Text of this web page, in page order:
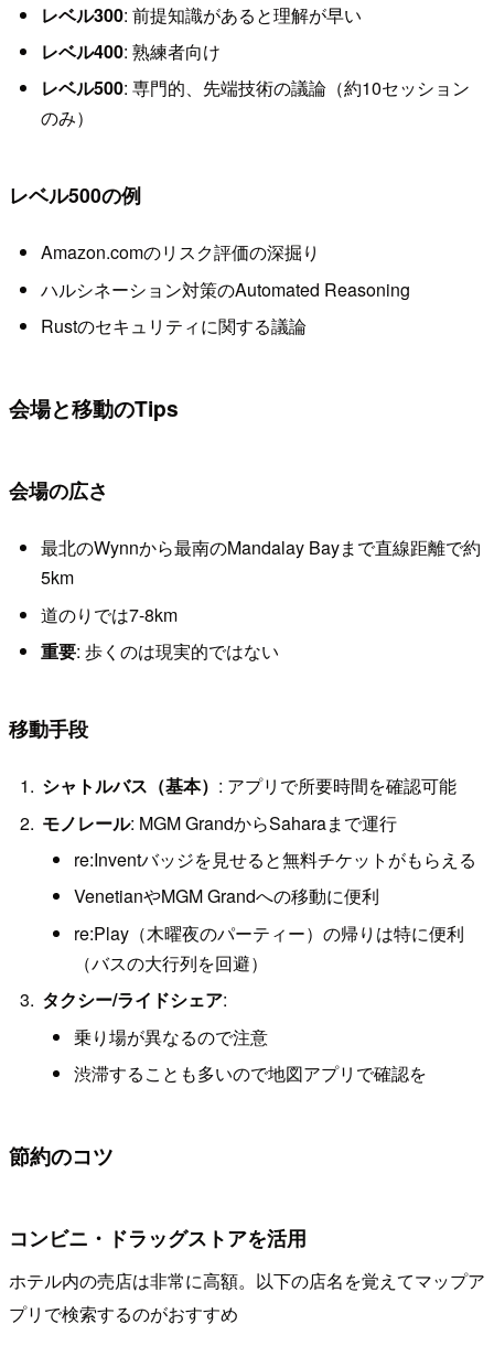
レベル300: 前提知識があると理解が早い
レベル400: 熟練者向け
レベル500: 専門的、先端技術の議論（約10セッション
のみ）
レベル500の例
Amazon.comのリスク評価の深掘り
ハルシネーション対策のAutomated Reasoning
Rustのセキュリティに関する議論
会場と移動のTips
会場の広さ
最北のWynnから最南のMandalay Bayまで直線距離で約
5km
道のりでは7-8km
重要: 歩くのは現実的ではない
移動手段
シャトルバス（基本） : アプリで所要時間を確認可能
モノレール: MGM GrandからSaharaまで運行
re:Inventバッジを見せると無料チケットがもらえる
VenetianやMGM Grandへの移動に便利
re:Play（木曜夜のパーティー）の帰りは特に便利
（バスの大行列を回避）
タクシー/ライドシェア:
乗り場が異なるので注意
渋滞することも多いので地図アプリで確認を
節約のコツ
コンビニ・ドラッグストアを活用
ホテル内の売店は非常に高額。以下の店名を覚えてマップア
プリで検索するのがおすすめ